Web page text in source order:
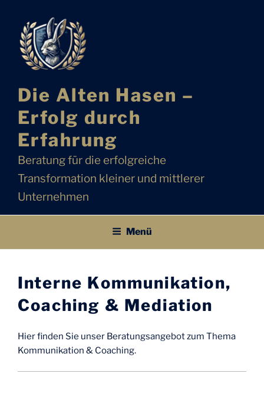
springen
Die Alten Hasen –
Erfolg durch
Erfahrung
Beratung für die erfolgreiche
Transformation kleiner und mittlerer
Unternehmen
Menü
Interne Kommunikation,
Coaching & Mediation
Hier finden Sie unser Beratungsangebot zum Thema
Kommunikation & Coaching.